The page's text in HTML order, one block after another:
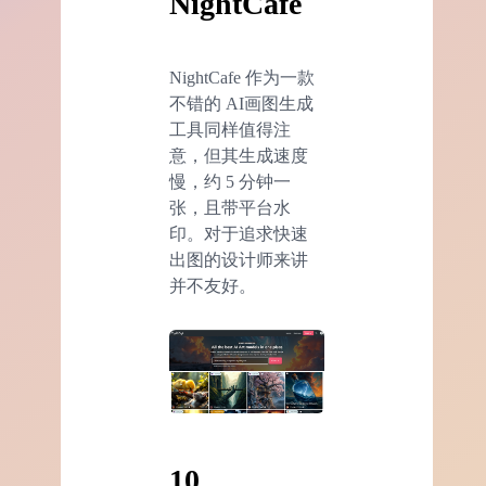
NightCafe 作为一款
不错的 AI画图生成
工具同样值得注
意，但其生成速度
慢，约 5 分钟一
张，且带平台水
印。对于追求快速
出图的设计师来讲
并不友好。